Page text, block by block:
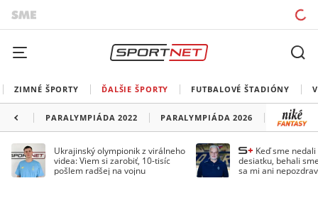
ZIMNÉ ŠPORTY ĎALŠIE ŠPORTY FUTBALOVÉ ŠTADIÓNY
PARALYMPIÁDA 2022 PARALYMPIÁDA 2026
Ukrajinský olympionik z virálneho
videa: Viem si zarobiť, 10-tisíc
pošlem radšej na vojnu
Keď sme
desiatku, behali
sa mi ani